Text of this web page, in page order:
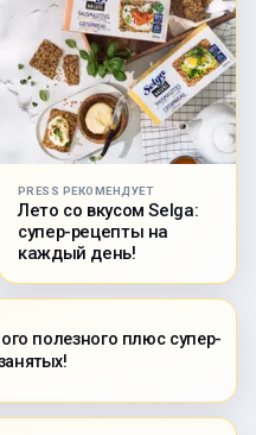
PRESS РЕКОМЕНДУЕТ
Лето со вкусом Selga:
супер-рецепты на
каждый день!
полезного плюс супер-